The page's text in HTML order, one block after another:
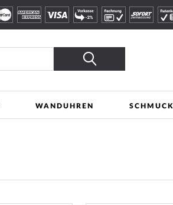
Suche
WANDUHREN SCHMUCK